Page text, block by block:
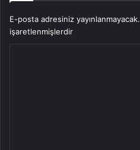
E-posta adresiniz yayınlanmayacak.
işaretlenmişlerdir